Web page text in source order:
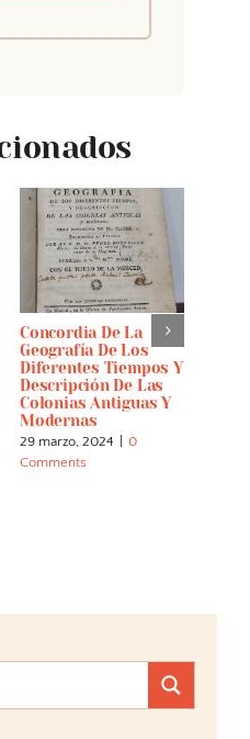
Concordia De La
Geografía De Los
Diferentes Tiempos Y
Descripción De Las
Colonias Antiguas Y
Modernas
29 marzo, 2024
0
Comments